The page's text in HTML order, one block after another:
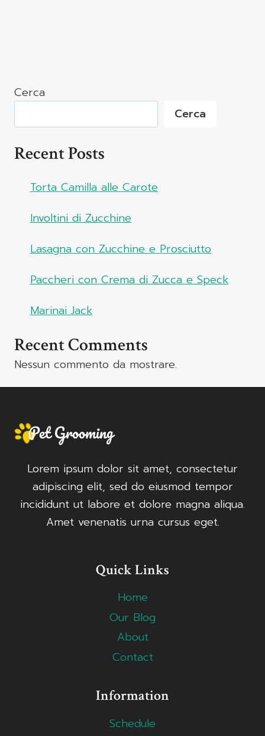
Cerca
Cerca
Recent Posts
Torta Camilla alle Carote
Involtini di Zucchine
Lasagna con Zucchine e Prosciutto
Paccheri con Crema di Zucca e Speck
Marinai Jack
Recent Comments
Nessun commento da mostrare.
Lorem ipsum dolor sit amet, consectetur
adipiscing elit, sed do eiusmod tempor
incididunt ut labore et dolore magna aliqua.
Amet venenatis urna cursus eget.
Quick Links
Home
Our Blog
About
Contact
Information
Schedule